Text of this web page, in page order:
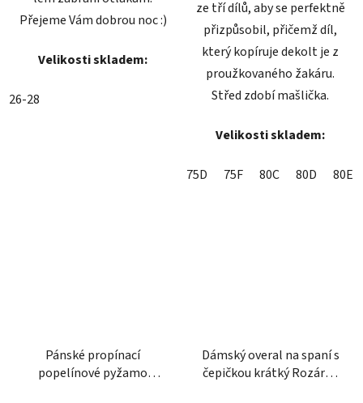
Přejeme Vám dobrou noc :)
Velikosti skladem:
26-28
ze tří dílů, aby se perfektně
přizpůsobil, přičemž díl,
který kopíruje dekolt je z
proužkovaného žakáru.
Střed zdobí mašlička.
Velikosti skladem:
75D 75F 80C 80D 80E
Pánské propínací
popelínové pyžamo
Dámský overal na spaní s
čepičkou krátký Rozárka